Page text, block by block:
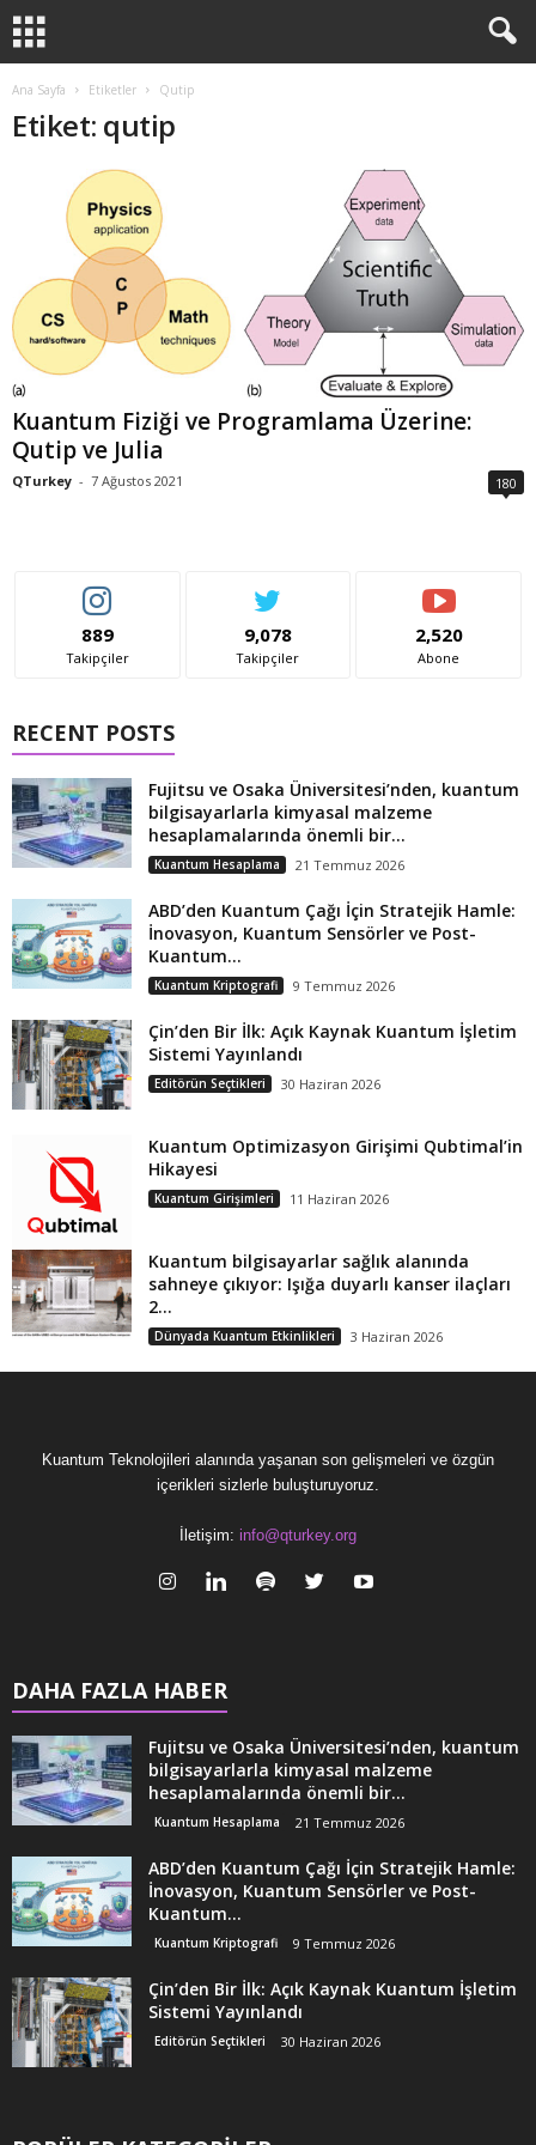
Ana Sayfa Etiketler Qutip
Etiket: qutip
Kuantum Fiziği ve Programlama Üzerine:
Qutip ve Julia
QTurkey - 7 Ağustos 2021 180
889
Takipçiler
9,078
Takipçiler
2,520
Abone
RECENT POSTS
Fujitsu ve Osaka Üniversitesi’nden, kuantum
bilgisayarlarla kimyasal malzeme
hesaplamalarında önemli bir...
Kuantum Hesaplama 21 Temmuz 2026
ABD’den Kuantum Çağı İçin Stratejik Hamle:
İnovasyon, Kuantum Sensörler ve Post-
Kuantum...
Kuantum Kriptografi 9 Temmuz 2026
Çin’den Bir İlk: Açık Kaynak Kuantum İşletim
Sistemi Yayınlandı
Editörün Seçtikleri 30 Haziran 2026
Kuantum Optimizasyon Girişimi Qubtimal’in
Hikayesi
Kuantum Girişimleri 11 Haziran 2026
Kuantum bilgisayarlar sağlık alanında
sahneye çıkıyor: Işığa duyarlı kanser ilaçları
2...
Dünyada Kuantum Etkinlikleri 3 Haziran 2026
Kuantum Teknolojileri alanında yaşanan son gelişmeleri ve özgün
içerikleri sizlerle buluşturuyoruz.
İletişim: info@qturkey.org
DAHA FAZLA HABER
Fujitsu ve Osaka Üniversitesi’nden, kuantum
bilgisayarlarla kimyasal malzeme
hesaplamalarında önemli bir...
Kuantum Hesaplama 21 Temmuz 2026
ABD’den Kuantum Çağı İçin Stratejik Hamle:
İnovasyon, Kuantum Sensörler ve Post-
Kuantum...
Kuantum Kriptografi 9 Temmuz 2026
Çin’den Bir İlk: Açık Kaynak Kuantum İşletim
Sistemi Yayınlandı
Editörün Seçtikleri 30 Haziran 2026